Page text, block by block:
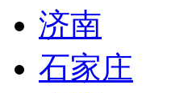
济南
石家庄